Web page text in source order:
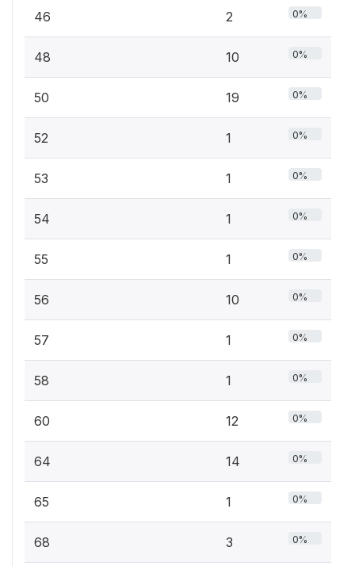
46 2 0%
48 10 0%
50 19 0%
52 1 0%
53 1 0%
54 1 0%
55 1 0%
56 10 0%
57 1 0%
58 1 0%
60 12 0%
64 14 0%
65 1 0%
68 3 0%